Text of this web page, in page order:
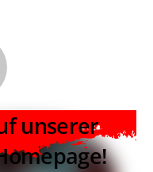
unserer